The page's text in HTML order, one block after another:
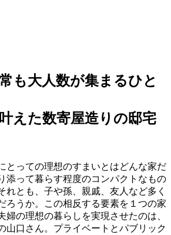
も大人数が集まるひと
えた数寄屋造りの邸宅
とっての理想のすまいとはどんな家だ
添って暮らす程度のコンパクトなもの
れとも、子や孫、親戚、友人など多く
ろうか。この相反する要素を１つの家
婦の理想の暮らしを実現させたのは、
山口さん。プライベートとパブリック